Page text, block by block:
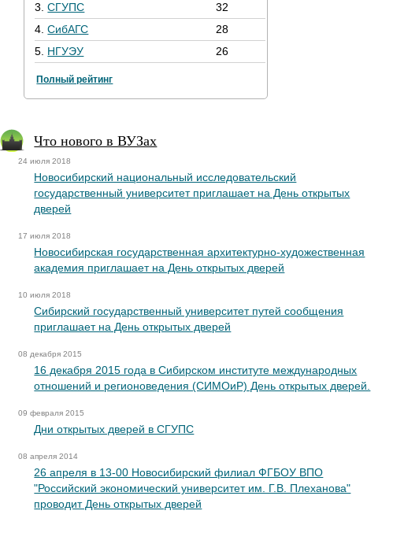
3.СГУПС
32
4.СибАГС
28
5. НГУЭУ 26
Полный рейтинг
Что нового в ВУЗах
24 июля 2018
Новосибирский национальный исследовательский
государственный университет приглашает на День открытых
дверей
17 июля 2018
Новосибирская государственная архитектурно-художественная
академия приглашает на День открытых дверей
10 июля 2018
Сибирский государственный университет путей сообщения
приглашает на День открытых дверей
08 декабря 2015
16 декабря 2015 года в Сибирском институте международных
отношений и регионоведения (СИМОиР) День открытых дверей.
09 февраля 2015
Дни открытых дверей в СГУПС
08 апреля 2014
26 апреля в 13-00 Новосибирский филиал ФГБОУ ВПО
"Российский экономический университет им. Г.В. Плеханова"
проводит День открытых дверей